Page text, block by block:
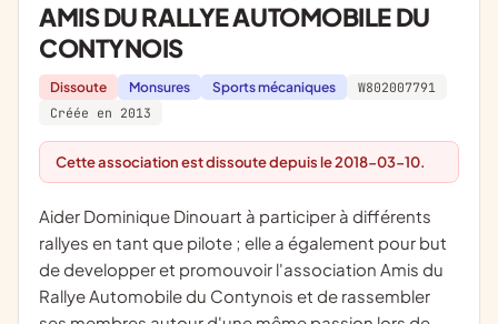
AMIS DU RALLYE AUTOMOBILE DU
CONTYNOIS
Dissoute Monsures Sports mécaniques
W802007791
Créée en 2013
Cette association est dissoute depuis le 2018-03-10.
aider Dominique Dinouart à participer à différents
rallyes en tant que pilote ; elle a également pour but
de developper et promouvoir l'association Amis du
Rallye Automobile du Contynois et de rassembler